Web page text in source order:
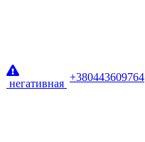
негативная
+380443609764